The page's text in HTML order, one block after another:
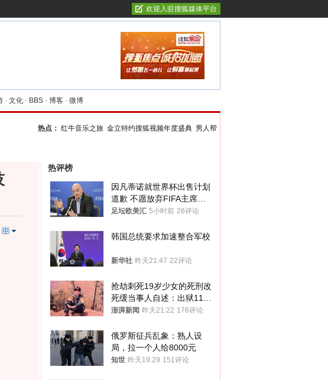
欢迎入驻搜狐媒体平台
- 文化 - BBS - 博客 - 微博
热点： 红牛音乐之旅 金立特约搜狐视频年度盛典 男人帮
热评榜
因凡蒂诺就世界杯出售计划
道歉 不愿放弃FIFA主席职
位
足坛欧美汇 5小时前 26评论
韩国总统要求加速整合军校
新华社 昨天21:47 22评论
抢劫刺死19岁少女的死刑改
死缓当事人自述：出狱11年
间始终刻意躲避被害人家属
澎湃新闻 昨天21:22 176评论
俄罗斯征兵乱象：熟人设
局，拉一个人给8000元
知世 昨天19:29 151评论